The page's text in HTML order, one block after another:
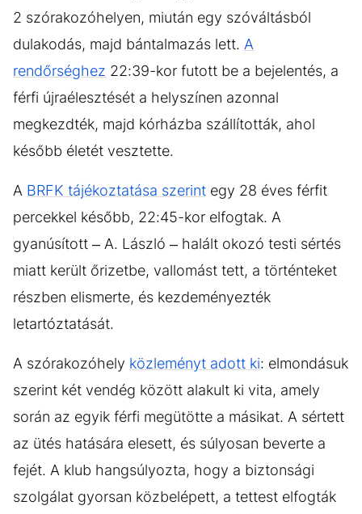
2 szórakozóhelyen, miután egy szóváltásból
dulakodás, majd bántalmazás lett. A
rendőrséghez 22:39-kor futott be a bejelentés, a
férfi újraélesztését a helyszínen azonnal
megkezdték, majd kórházba szállították, ahol
később életét vesztette.
A BRFK tájékoztatása szerint egy 28 éves férfit
percekkel később, 22:45-kor elfogtak. A
gyanúsított – A. László – halált okozó testi sértés
miatt került őrizetbe, vallomást tett, a történteket
részben elismerte, és kezdeményezték
letartóztatását.
A szórakozóhely közleményt adott ki: elmondásuk
szerint két vendég között alakult ki vita, amely
során az egyik férfi megütötte a másikat. A sértett
az ütés hatására elesett, és súlyosan beverte a
fejét. A klub hangsúlyozta, hogy a biztonsági
szolgálat gyorsan közbelépett, a tettest elfogták